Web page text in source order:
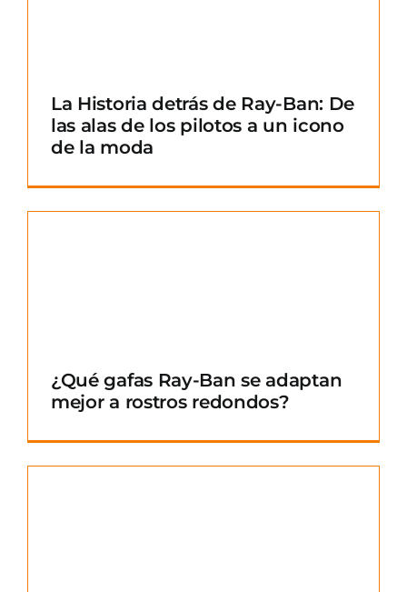
La Historia detrás de Ray-Ban: De
las alas de los pilotos a un icono
de la moda
¿Qué gafas Ray-Ban se adaptan
mejor a rostros redondos?